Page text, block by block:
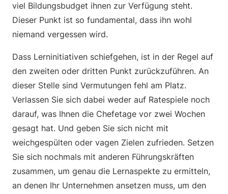
viel Bildungsbudget ihnen zur Verfügung steht.
Dieser Punkt ist so fundamental, dass ihn wohl
niemand vergessen wird.
Dass Lerninitiativen schiefgehen, ist in der Regel auf
den zweiten oder dritten Punkt zurückzuführen. An
dieser Stelle sind Vermutungen fehl am Platz.
Verlassen Sie sich dabei weder auf Ratespiele noch
darauf, was Ihnen die Chefetage vor zwei Wochen
gesagt hat. Und geben Sie sich nicht mit
weichgespülten oder vagen Zielen zufrieden. Setzen
Sie sich nochmals mit anderen Führungskräften
zusammen, um genau die Lernaspekte zu ermitteln,
an denen Ihr Unternehmen ansetzen muss, um den